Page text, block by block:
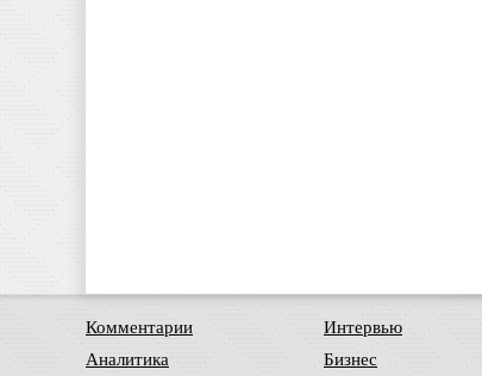
Комментарии
Аналитика
Интервью
Бизнес